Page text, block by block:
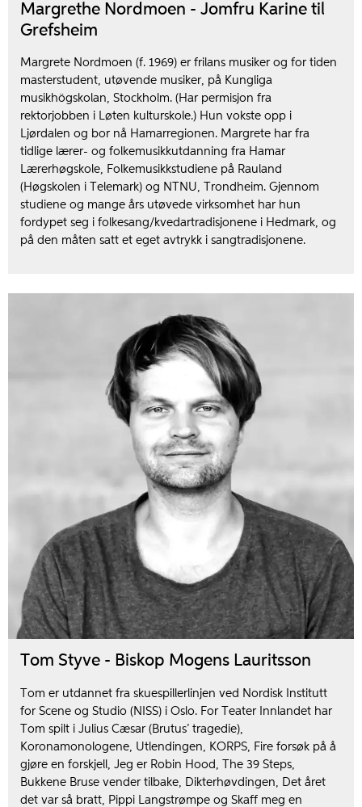
Margrethe Nordmoen - Jomfru Karine til
Grefsheim
Margrete Nordmoen (f. 1969) er frilans musiker og for tiden
masterstudent, utøvende musiker, på Kungliga
musikhögskolan, Stockholm. (Har permisjon fra
rektorjobben i Løten kulturskole.) Hun vokste opp i
Ljørdalen og bor nå Hamarregionen. Margrete har fra
tidlige lærer- og folkemusikkutdanning fra Hamar
Lærerhøgskole, Folkemusikkstudiene på Rauland
(Høgskolen i Telemark) og NTNU, Trondheim. Gjennom
studiene og mange års utøvede virksomhet har hun
fordypet seg i folkesang/kvedartradisjonene i Hedmark, og
på den måten satt et eget avtrykk i sangtradisjonene.
Tom Styve - Biskop Mogens Lauritsson
Tom er utdannet fra skuespillerlinjen ved Nordisk Institutt
for Scene og Studio (NISS) i Oslo. For Teater Innlandet har
Tom spilt i Julius Cæsar (Brutus’ tragedie),
Koronamonologene, Utlendingen, KORPS, Fire forsøk på å
gjøre en forskjell, Jeg er Robin Hood, The 39 Steps,
Bukkene Bruse vender tilbake, Dikterhøvdingen, Det året
det var så bratt, Pippi Langstrømpe og Skaff meg en